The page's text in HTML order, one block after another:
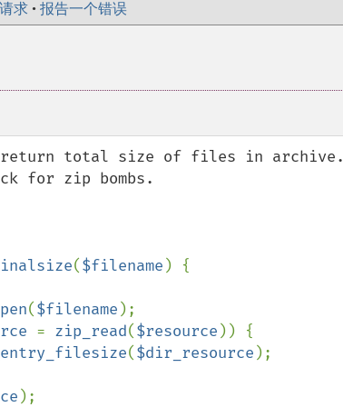
求 • 报告一个错误
return total size of files in archive.
for zip bombs.
($filename ) {
($filename );
= zip_read($resource )) {
($dir_resource );
);